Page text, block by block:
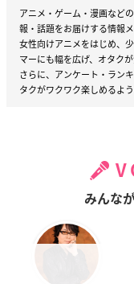
アニメ・ゲーム・漫画など
報・話題をお届けする情報
女性向けアニメをはじめ、
マーにも幅を広げ、オタク
さらに、アンケート・ラン
タクがワクワク楽しめるよ
みんな